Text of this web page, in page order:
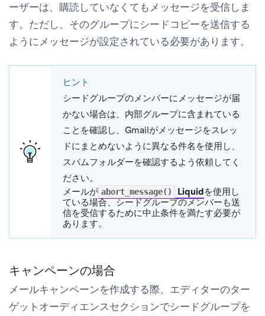
ーザーは、購読していなくてもメッセージを受信しま
す。ただし、そのグループにシードコピーを送信する
ようにメッセージが設定されている必要があります。
ヒント
シードグループのメンバーにメッセージが届
かない場合は、内部グループに含まれている
ことを確認し、Gmailがメッセージをスレッ
ドにまとめないように異なる件名を使用し、
スパムフォルダーを確認するよう依頼してく
ださい。
メールが abort_message() Liquidを使用し
ている場合、シードグループのメンバーも送
信を受信するために中止条件を満たす必要が
あります。
キャンペーンの場合
メールキャンペーンを作成する際、エディターのター
ゲットオーディエンスセクションでシードグループを